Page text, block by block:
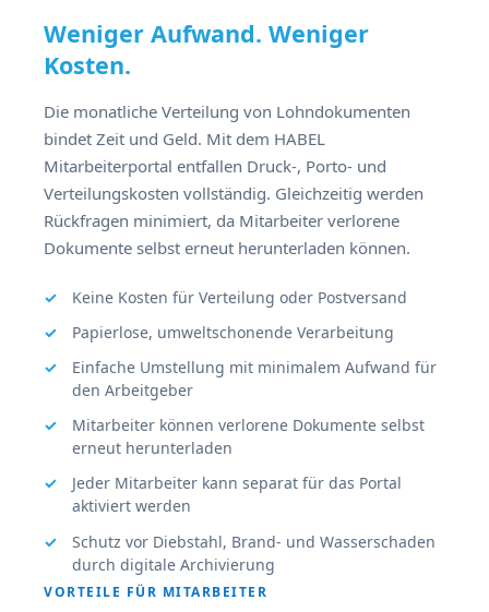
Weniger Aufwand. Weniger
Kosten.
Die monatliche Verteilung von Lohndokumenten
bindet Zeit und Geld. Mit dem HABEL
Mitarbeiterportal entfallen Druck-, Porto- und
Verteilungskosten vollständig. Gleichzeitig werden
Rückfragen minimiert, da Mitarbeiter verlorene
Dokumente selbst erneut herunterladen können.
Keine Kosten für Verteilung oder Postversand
Papierlose, umweltschonende Verarbeitung
Einfache Umstellung mit minimalem Aufwand für
den Arbeitgeber
Mitarbeiter können verlorene Dokumente selbst
erneut herunterladen
Jeder Mitarbeiter kann separat für das Portal
aktiviert werden
Schutz vor Diebstahl, Brand- und Wasserschaden
durch digitale Archivierung
VORTEILE FÜR MITARBEITER